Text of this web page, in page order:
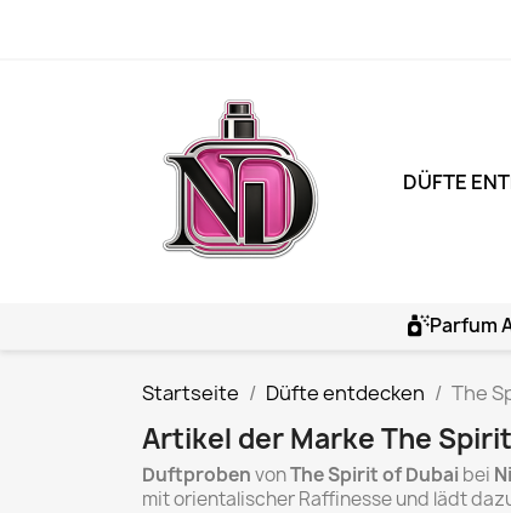
DÜFTE
Parfum
Startseite Düfte entdecken The
Artikel der Marke The
DuftprobenvonThe Spirit of Dubai bei
mit orientalischer Raffinesse und lädt